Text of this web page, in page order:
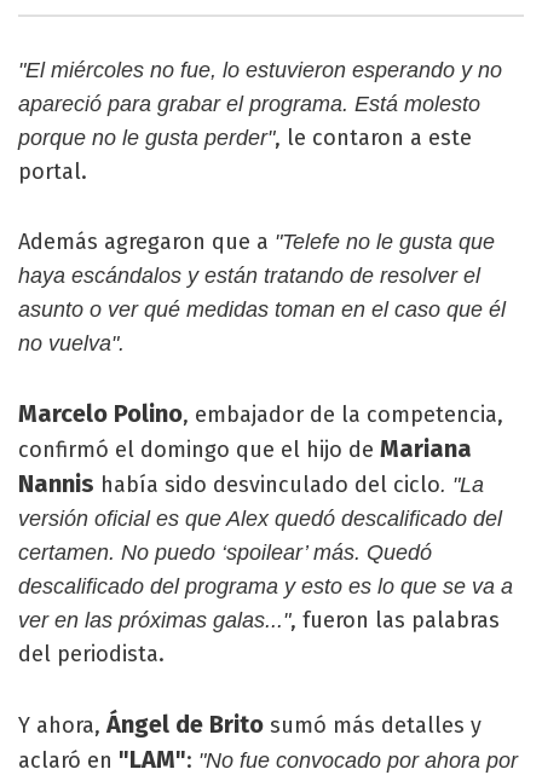
"El miércoles no fue, lo estuvieron esperando y no
apareció para grabar el programa. Está molesto
porque no le gusta perder", le contaron a este
portal.
Además agregaron que a "Telefe no le gusta que
haya escándalos y están tratando de resolver el
asunto o ver qué medidas toman en el caso que él
no vuelva".
Marcelo Polino, embajador de la competencia,
confirmó el domingo que el hijo de Mariana
Nannis había sido desvinculado del ciclo. "La
versión oficial es que Alex quedó descalificado del
certamen. No puedo ‘spoilear’ más. Quedó
descalificado del programa y esto es lo que se va a
ver en las próximas galas...", fueron las palabras
del periodista.
Y ahora,Ángel de Brito sumó más detalles y
aclaró en "LAM": "No fue convocado por ahora por